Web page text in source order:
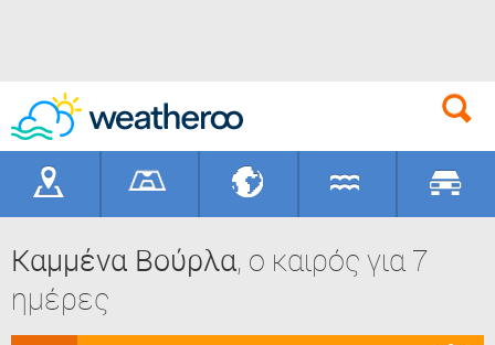
Γεωγραφικά
Καμμένα Βούρλα, ο καιρός για 7
ημέρες